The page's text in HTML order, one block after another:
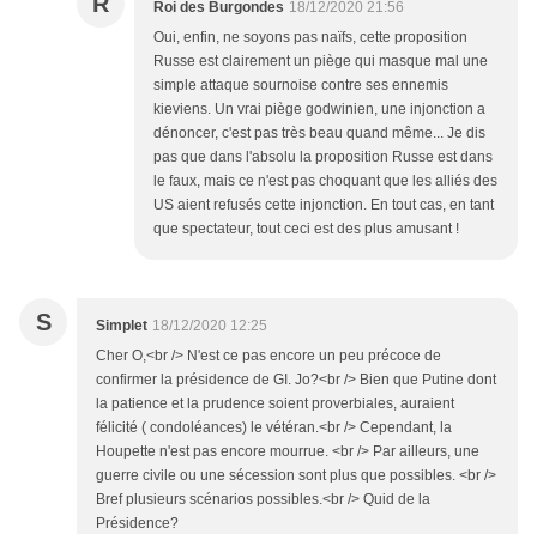
Roi des Burgondes 18/12/2020 21:56
Oui, enfin, ne soyons pas naïfs, cette proposition
Russe est clairement un piège qui masque mal une
simple attaque sournoise contre ses ennemis
kieviens. Un vrai piège godwinien, une injonction a
dénoncer, c'est pas très beau quand même... Je dis
pas que dans l'absolu la proposition Russe est dans
le faux, mais ce n'est pas choquant que les alliés des
US aient refusés cette injonction. En tout cas, en tant
que spectateur, tout ceci est des plus amusant !
S Simplet 18/12/2020 12:25
Cher O,<br /> N'est ce pas encore un peu précoce de
confirmer la présidence de GI. Jo?<br /> Bien que Putine dont
la patience et la prudence soient proverbiales, auraient
félicité ( condoléances) le vétéran.<br /> Cependant, la
Houpette n'est pas encore mourrue. <br /> Par ailleurs, une
guerre civile ou une sécession sont plus que possibles. <br />
Bref plusieurs scénarios possibles.<br /> Quid de la
Présidence?